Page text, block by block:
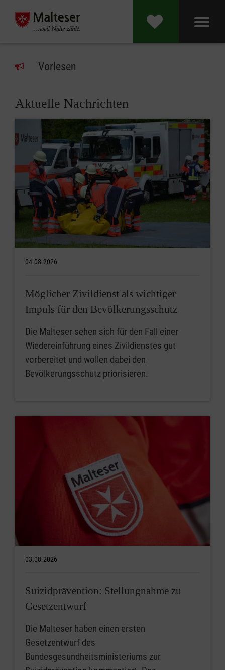
Vorlesen
Aktuelle Nachrichten
04.08.2026
Möglicher Zivildienst als wichtiger
Impuls für den Bevölkerungsschutz
Die Malteser sehen sich für den Fall einer
Wiedereinführung eines Zivildienstes gut
vorbereitet und wollen dabei den
Bevölkerungsschutz priorisieren.
03.08.2026
Suizidprävention: Stellungnahme zu
Gesetzentwurf
Die Malteser haben einen ersten
Gesetzentwurf des
Bundesgesundheitsministeriums zur